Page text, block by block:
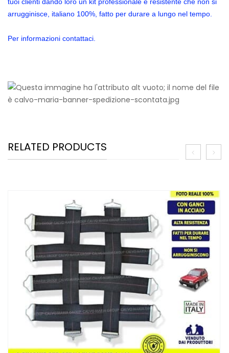
tuoi clienti dando loro un kit professionale e resistente che non si
arrugginisce, italiano 100%, fatto per durare a lungo nel tempo.
Per informazioni contattaci.
RELATED PRODUCTS